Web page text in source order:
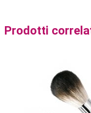
Prodotti